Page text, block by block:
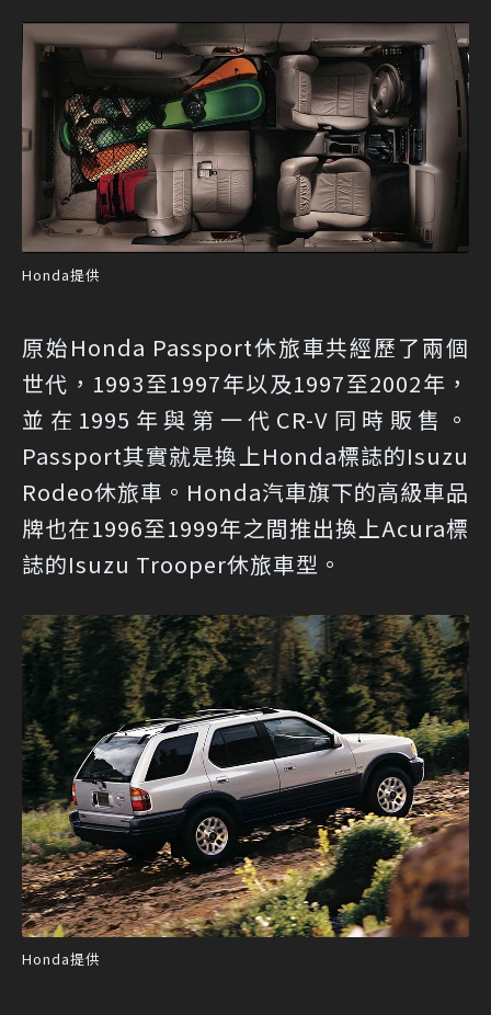
Honda提供
原始Honda Passport休旅車共經歷了兩個
世代，1993至1997年以及1997至2002年，
並在1995年與第一代CR-V同時販售。
Passport其實就是換上Honda標誌的Isuzu
Rodeo休旅車。Honda汽車旗下的高級車品
牌也在1996至1999年之間推出換上Acura標
誌的Isuzu Trooper休旅車型。
Honda提供